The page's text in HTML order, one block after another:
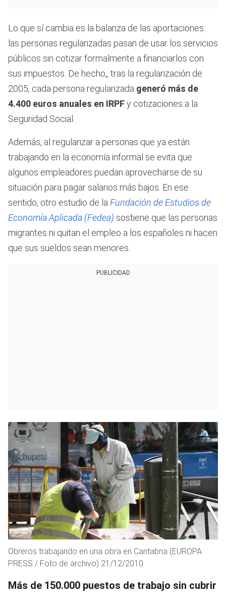
Lo que sí cambia es la balanza de las aportaciones:
las personas regularizadas pasan de usar los servicios
públicos sin cotizar formalmente a financiarlos con
sus impuestos. De hecho,, tras la regularización de
2005, cada persona regularizada generó más de
4.400 euros anuales en IRPFy cotizaciones a la
Seguridad Social.
Además, al regularizar a personas que ya están
trabajando en la economía informal se evita que
algunos empleadores puedan aprovecharse de su
situación para pagar salarios más bajos. En ese
sentido, otro estudio de la Fundación de Estudios de
Economía Aplicada (Fedea) sostiene que las personas
migrantes ni quitan el empleo a los españoles ni hacen
que sus sueldos sean menores.
PUBLICIDAD
Obreros trabajando en una obra en Cantabria (EUROPA
PRESS / Foto de archivo) 21/12/2010
Más de 150.000 puestos de trabajo sin cubrir